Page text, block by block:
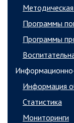
Программы
Программы
Информация
Статистика
Мониторинги